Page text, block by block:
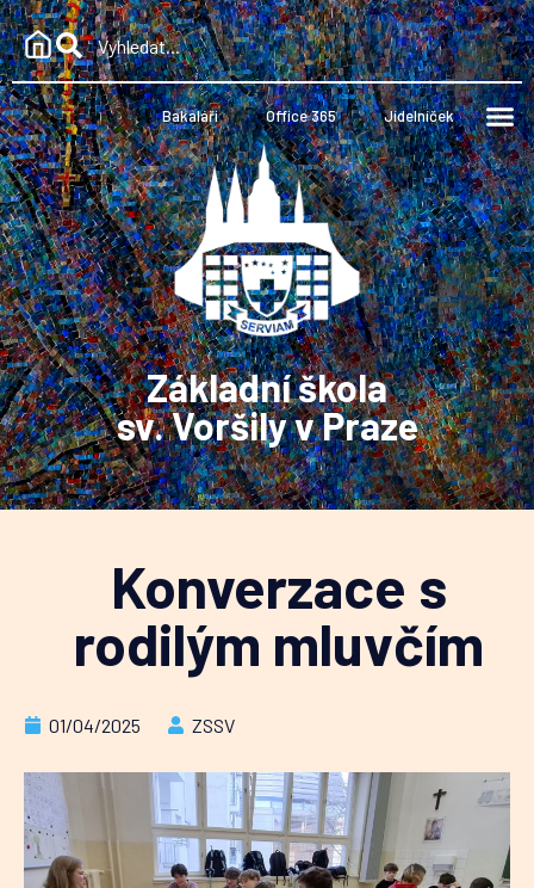
Bakaláři Office 365 Jídelníček
Základní škola
sv. Voršily v Praze
Konverzace s
rodilým mluvčím
01/04/2025 ZSSV